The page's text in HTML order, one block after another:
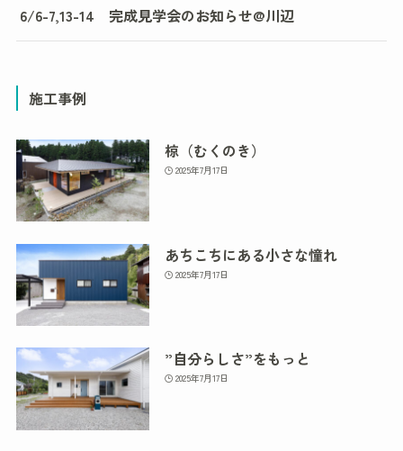
6/6-7,13-14 完成見学会のお知らせ@川辺
施工事例
椋（むくのき）
2025年7月17日
あちこちにある小さな憧れ
2025年7月17日
”自分らしさ”をもっと
2025年7月17日